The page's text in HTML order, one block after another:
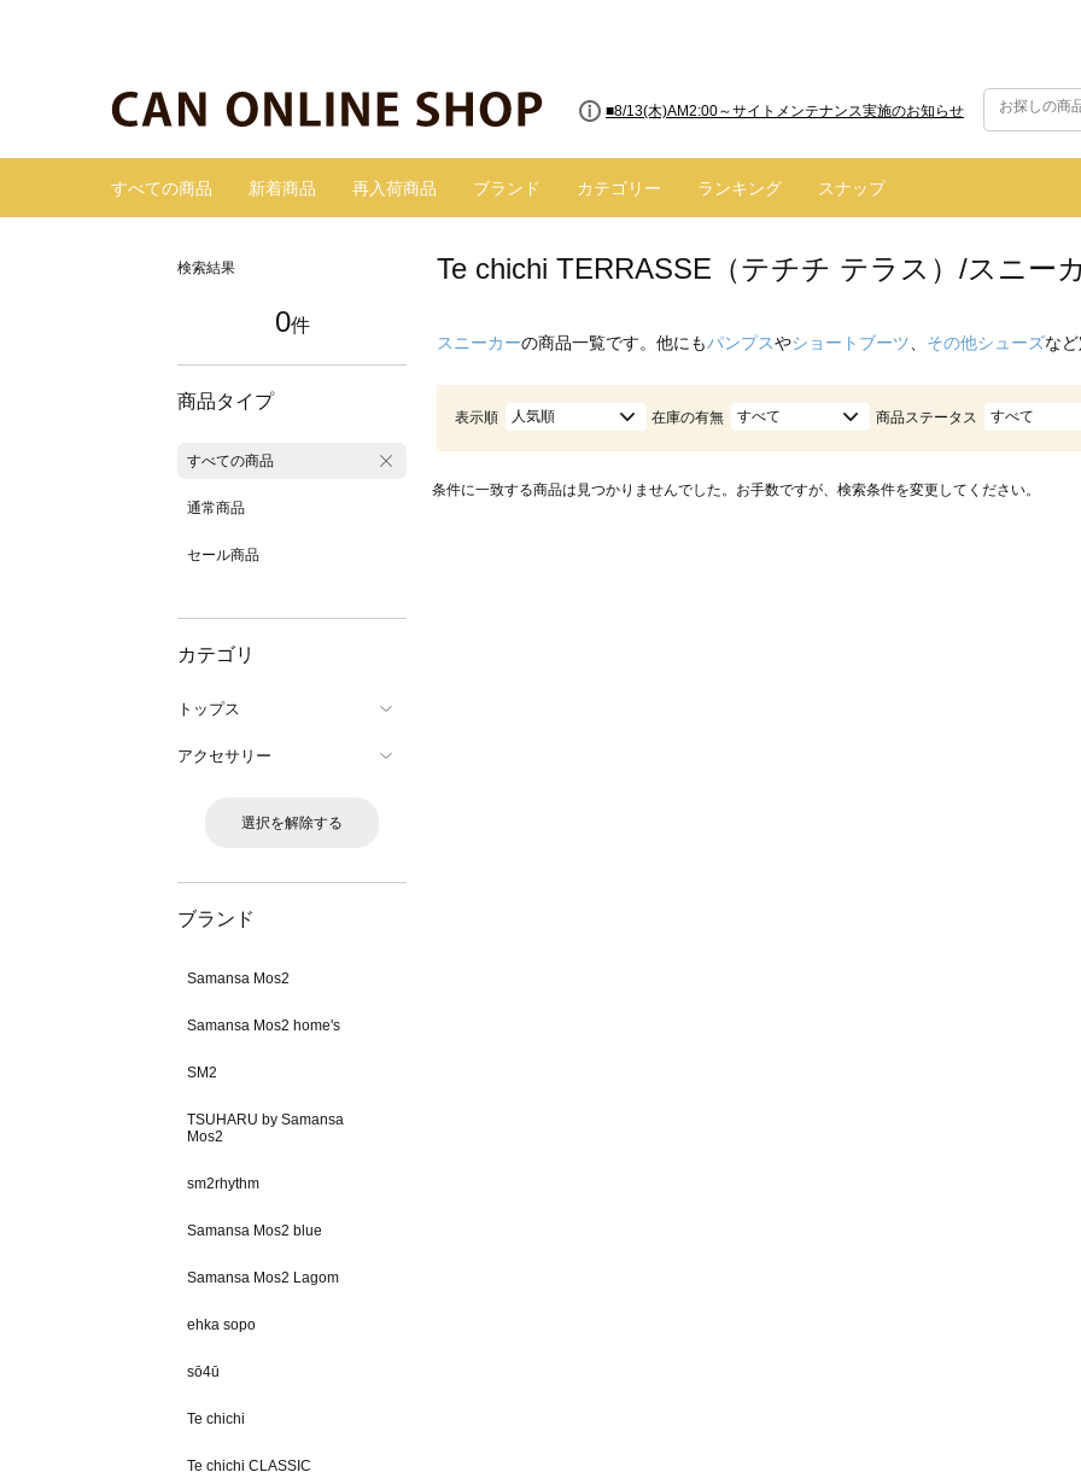
■8/13(木)AM2:00～サイトメンテナンス実施のお知らせ
すべての商品 新着商品 再入荷商品 ブランド カテゴリー ランキング スナップ
検索結果
0件
商品タイプ
すべての商品
通常商品
セール商品
カテゴリ
トップス
アクセサリー
選択を解除する
ブランド
Samansa Mos2
Samansa Mos2 home's
SM2
TSUHARU by Samansa
Mos2
sm2rhythm
Samansa Mos2 blue
Samansa Mos2 Lagom
ehka sopo
sō4ū
Te chichi
Te chichi CLASSIC
Te chichi TERRASSE（テチチ テラス）/スニー
スニーカーの商品一覧です。他にもパンプスやショートブーツ その他シューズな
表示順 人気順 在庫の有無 すべて 商品ステータス すべて
条件に一致する商品は見つかりませんでした。お手数ですが、検索条件を変更してください。